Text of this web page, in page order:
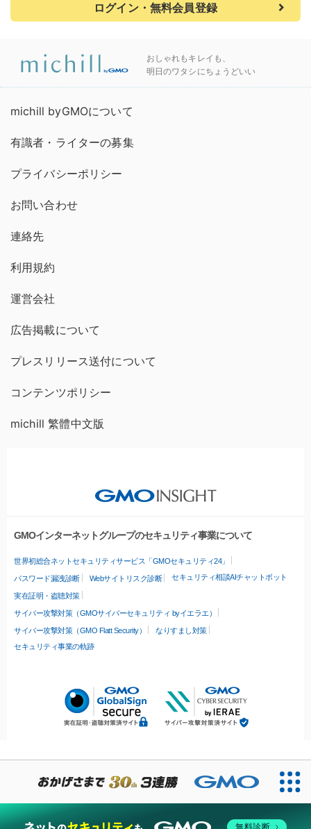
ログイン・無料会員登録
おしゃれもキレイも、
明日のワタシにちょうどいい
michill byGMOについて
有識者・ライターの募集
プライバシーポリシー
お問い合わせ
連絡先
利用規約
運営会社
広告掲載について
プレスリリース送付について
コンテンツポリシー
michill 繁體中文版
GMOインターネットグループのセキュリティ事業について
世界初総合ネットセキュリティサービス「GMOセキュリティ24」
パスワード漏洩診断 Webサイトリスク診断 セキュリティ相談AIチャットボット
実在証明・盗聴対策
サイバー攻撃対策（GMOサイバーセキュリティ byイエラエ）
サイバー攻撃対策（GMO Flatt Security）
なりすまし対策
セキュリティ事業の軌跡
無料診断